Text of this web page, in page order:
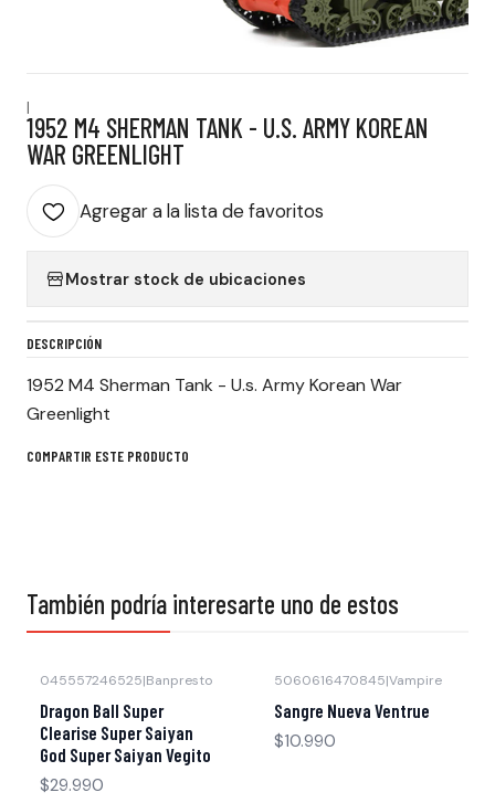
|
1952 M4 SHERMAN TANK - U.S. ARMY KOREAN
WAR GREENLIGHT
Agregar a la lista de favoritos
Mostrar stock de ubicaciones
DESCRIPCIÓN
1952 M4 Sherman Tank - U.s. Army Korean War
Greenlight
COMPARTIR ESTE PRODUCTO
También podría interesarte uno de estos
045557246525|Banpresto
Dragon Ball Super
Clearise Super Saiyan
God Super Saiyan Vegito
$29.990
5060616470845|Vampire
Sangre Nueva Ventrue
$10.990